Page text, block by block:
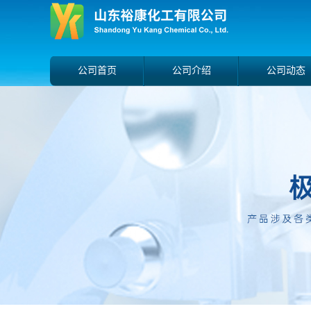
公司首页 公司介绍 公司动态